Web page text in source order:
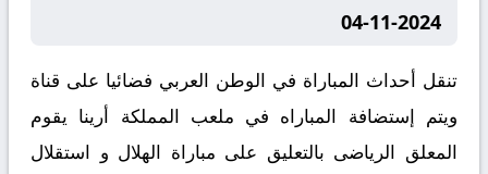
2024-11-04
تنقل أحداث المباراة في الوطن العربي فضائيا على قناة
ويتم إستضافة المباراه في ملعب المملكة أرينا يقوم
المعلق الرياضى بالتعليق على مباراة الهلال و استقلال